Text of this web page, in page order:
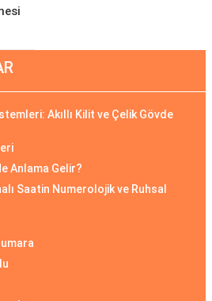
Akıllı Kilit ve Çelik Gövde
Anlama Gelir?
Saatin Numerolojik ve Ruhsal